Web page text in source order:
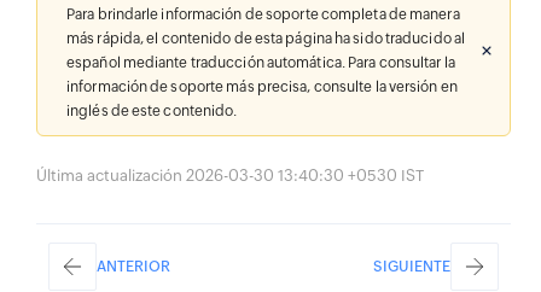
Para brindarle información de soporte completa de manera
más rápida, el contenido de esta página ha sido traducido al
español mediante traducción automática. Para consultar la
información de soporte más precisa, consulte la versión en
inglés de este contenido.
Última actualización 2026-03-30 13:40:30 +0530 IST
ANTERIOR SIGUIENTE